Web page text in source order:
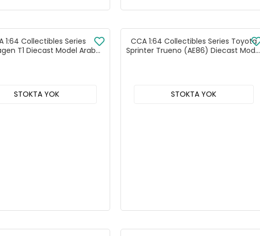
1:64 Collectibles Series
T1 Diecast Model Araba
STOKTA YOK
CCA 1:64 Collectibles Series Toyota
Sprinter Trueno (AE86) Diecast Model
STOKTA YOK